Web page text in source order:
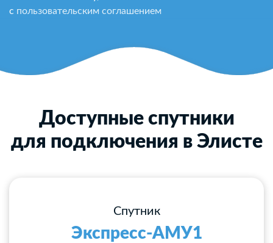
с пользовательским соглашением
Доступные спутники
для подключения в Элисте
Спутник
Экспресс-АМУ1